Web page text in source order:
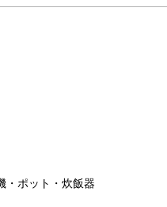
・ポット・炊飯器